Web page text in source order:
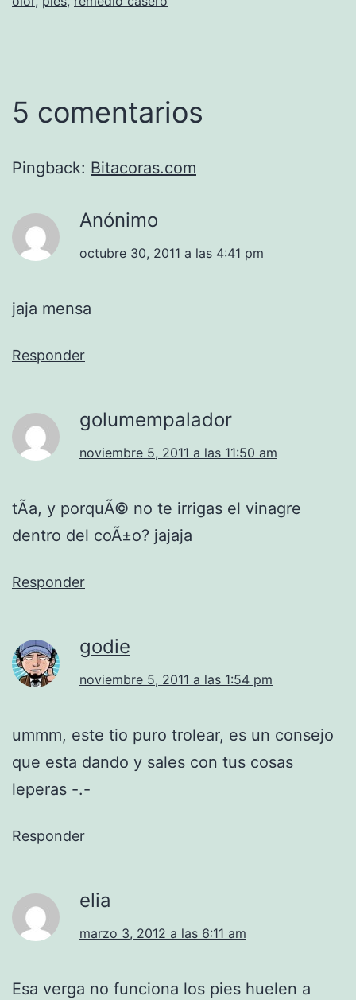
5 comentarios
Pingback: Bitacoras.com
Anónimo
octubre 30, 2011 a las 4:41 pm
jaja mensa
Responder
golumempalador
noviembre 5, 2011 a las 11:50 am
tÃ­a, y porquÃ© no te irrigas el vinagre
dentro del coÃ±o? jajaja
Responder
godie
noviembre 5, 2011 a las 1:54 pm
ummm, este tio puro trolear, es un consejo
que esta dando y sales con tus cosas
leperas -.-
Responder
elia
marzo 3, 2012 a las 6:11 am
Esa verga no funciona los pies huelen a